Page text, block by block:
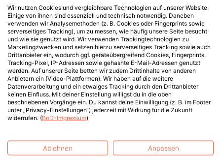
Wir nutzen Cookies und vergleichbare Technologien auf unserer Website.
Einige von ihnen sind essenziell und technisch notwendig. Daneben
verwenden wir Analysemethoden (z. B. Cookies oder Fingerprints sowie
serverseitiges Tracking), um zu messen, wie häufig unsere Seite besucht
und wie sie genutzt wird. Wir verwenden Trackingtechnologien zu
Marketingzwecken und setzen hierzu serverseitiges Tracking sowie auch
Drittanbieter ein, wodurch ggf. geräteübergreifend Cookies, Fingerprints,
Tracking-Pixel, IP-Adressen sowie gehashte E-Mail-Adressen genutzt
werden. Auf unserer Seite betten wir zudem Drittinhalte von anderen
Anbietern ein (Video-Plattformen). Wir haben auf die weitere
Datenverarbeitung und ein etwaiges Tracking durch den Drittanbieter
keinen Einfluss. Mit deiner Einstellung willigst du in die oben
beschriebenen Vorgänge ein. Du kannst deine Einwilligung (z. B. im Footer
unter „Privacy-Einstellungen“) jederzeit mit Wirkung für die Zukunft
widerrufen. (BoD-Impressum)
Ablehnen Anpassen